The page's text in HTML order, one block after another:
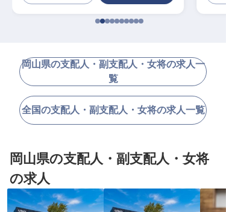
岡山県の支配人・副支配人・女将の求人一
覧
全国の支配人・副支配人・女将の求人一覧
岡山県の支配人・副支配人・女将
の求人